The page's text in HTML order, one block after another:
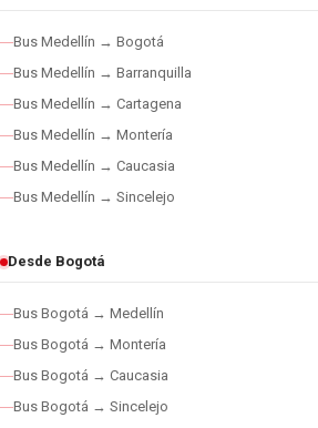
Bus Medellín → Bogotá
Bus Medellín → Barranquilla
Bus Medellín → Cartagena
Bus Medellín → Montería
Bus Medellín → Caucasia
Bus Medellín → Sincelejo
Desde Bogotá
Bus Bogotá → Medellín
Bus Bogotá → Montería
Bus Bogotá → Caucasia
Bus Bogotá → Sincelejo